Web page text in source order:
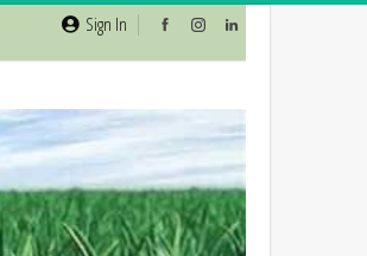
Sign In